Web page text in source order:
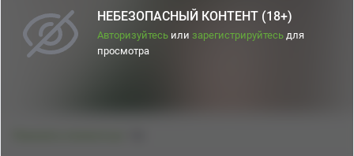
НЕБЕЗОПАСНЫЙ КОНТЕНТ (18+)
Авторизуйтесь или зарегистрируйтесь для
просмотра